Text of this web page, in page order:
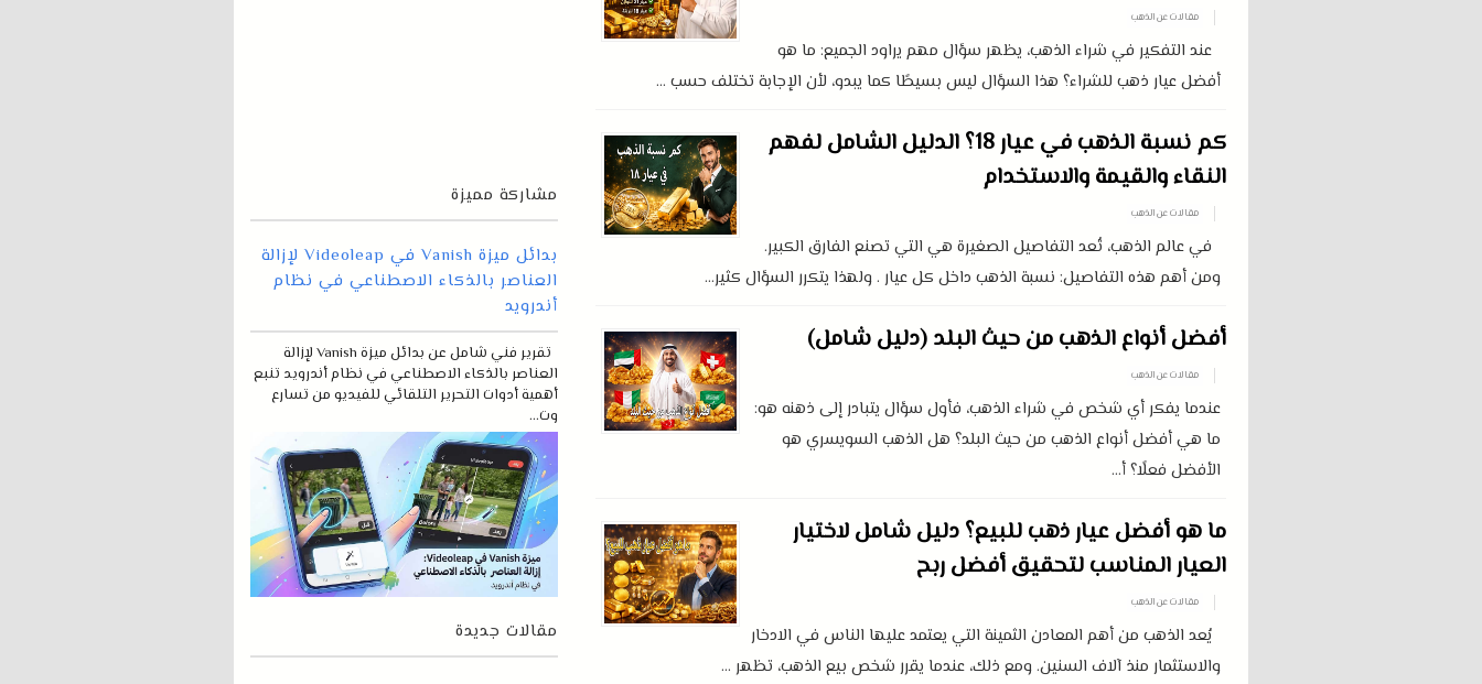
مقالات عن الذهب
عند التفكير في شراء الذهب، يظهر سؤال مهم يراود الجميع: ما هو
أفضل عيار ذهب للشراء؟ هذا السؤال ليس بسيطًا كما يبدو، لأن الإجابة تختلف حسب ...
كم نسبة الذهب في عيار 18؟ الدليل الشامل لفهم
النقاء والقيمة والاستخدام
مقالات عن الذهب
في عالم الذهب، تُعد التفاصيل الصغيرة هي التي تصنع الفارق الكبير.
ومن أهم هذه التفاصيل: نسبة الذهب داخل كل عيار . ولهذا يتكرر السؤال كثير...
أفضل أنواع الذهب من حيث البلد (دليل شامل)
مقالات عن الذهب
عندما يفكر أي شخص في شراء الذهب، فأول سؤال يتبادر إلى ذهنه هو:
ما هي أفضل أنواع الذهب من حيث البلد؟ هل الذهب السويسري هو
الأفضل فعلًا؟ أ...
ما هو أفضل عيار ذهب للبيع؟ دليل شامل لاختيار
العيار المناسب لتحقيق أفضل ربح
مقالات عن الذهب
يُعد الذهب من أهم المعادن الثمينة التي يعتمد عليها الناس في الادخار
والاستثمار منذ آلاف السنين. ومع ذلك، عندما يقرر شخص بيع الذهب، تظهر ...
مشاركة مميزة
بدائل ميزة Vanish في Videoleap لإزالة
العناصر بالذكاء الاصطناعي في نظام
أندرويد
تقرير فني شامل عن بدائل ميزة Vanish لإزالة
العناصر بالذكاء الاصطناعي في نظام أندرويد تنبع
أهمية أدوات التحرير التلقائي للفيديو من تسارع
وت...
مقالات جديدة